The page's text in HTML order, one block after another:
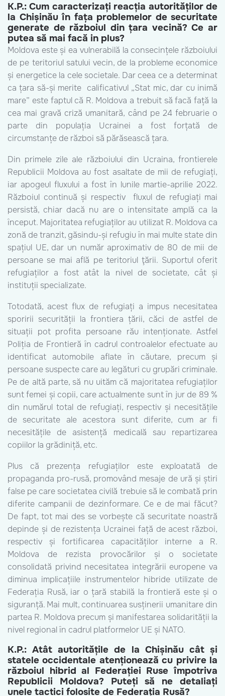
K.P.: Cum caracterizați reacția autorităților de
la Chișinău în fața problemelor de securitate
generate de războiul din țara vecină? Ce ar
putea să mai facă in plus?
Moldova este și ea vulnerabilă la consecințele războiului
de pe teritoriul satului vecin, de la probleme economice
și energetice la cele societale. Dar ceea ce a determinat
ca țara să-și merite calificativul „Stat mic, dar cu inimă
mare” este faptul că R. Moldova a trebuit să facă față la
cea mai gravă criză umanitară, când pe 24 februarie o
parte din populația Ucrainei a fost forțată de
circumstanțe de război să părăsească țara.
Din primele zile ale războiului din Ucraina, frontierele
Republicii Moldova au fost asaltate de mii de refugiați,
iar apogeul fluxului a fost în lunile martie-aprilie 2022.
Războiul continuă și respectiv fluxul de refugiați mai
persistă, chiar dacă nu are o intensitate amplă ca la
început. Majoritatea refugiaților au utilizat R. Moldova ca
zonă de tranzit, găsindu-și refugiu în mai multe state din
spațiul UE, dar un număr aproximativ de 80 de mii de
persoane se mai află pe teritoriul ţării. Suportul oferit
refugiaților a fost atât la nivel de societate, cât și
instituții specializate.
Totodată, acest flux de refugiați a impus necesitatea
sporirii securității la frontiera țării, căci de astfel de
situații pot profita persoane rău intenționate. Astfel
Poliția de Frontieră în cadrul controalelor efectuate au
identificat automobile aflate în căutare, precum și
persoane suspecte care au legături cu grupări criminale.
Pe de altă parte, să nu uităm că majoritatea refugiaților
sunt femei și copii, care actualmente sunt în jur de 89 %
din numărul total de refugiați, respectiv și necesitățile
de securitate ale acestora sunt diferite, cum ar fi
necesitățile de asistență medicală sau repartizarea
copiilor la grădiniță, etc.
Plus că prezența refugiaților este exploatată de
propaganda pro-rusă, promovând mesaje de ură și știri
false pe care societatea civilă trebuie să le combată prin
diferite campanii de dezinformare. Ce e de mai făcut?
De fapt, tot mai des se vorbește că securitate noastră
depinde și de rezistența Ucrainei față de acest război,
respectiv și fortificarea capacităților interne a R.
Moldova de rezista provocărilor și o societate
consolidată privind necesitatea integrării europene va
diminua implicațiile instrumentelor hibride utilizate de
Federația Rusă, iar o țară stabilă la frontieră este și o
siguranță. Mai mult, continuarea susținerii umanitare din
partea R. Moldova precum și manifestarea solidarității la
nivel regional în cadrul platformelor UE și NATO.
K.P.: Atât autoritățile de la Chișinău cât și
statele occidentale atenționează cu privire la
războiul hibrid al Federației Ruse împotriva
Republicii Moldova? Puteți să ne detaliați
unele tactici folosite de Federația Rusă?